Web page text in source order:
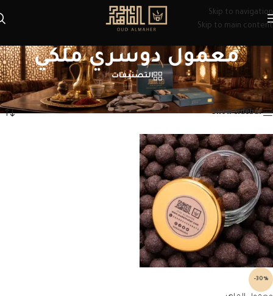
Skip to navigation
Skip to main content
معمول دوسري ملكي
التصنيفات
الرئيسية/منتجات تحت الوسم “معمول دوسري ملكي” عرض النتيجة الوحيدة
Show sidebar
-30%